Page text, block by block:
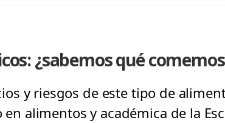
¿sabemos qué
y riesgos de este tipo de
alimentos y académica de la